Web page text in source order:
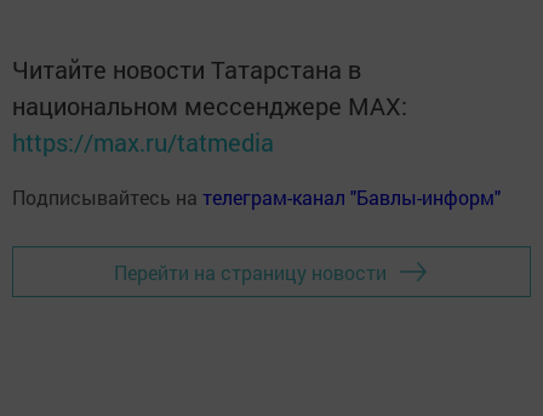
Читайте новости Татарстана в
национальном мессенджере MАХ:
https://max.ru/tatmedia
Подписывайтесь на телеграм-канал "Бавлы-информ"
Перейти на страницу новости